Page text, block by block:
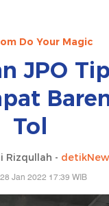
Do Your Magic
JPO
Tol
Rizqullah -
Jan 2022 17:39 WIB